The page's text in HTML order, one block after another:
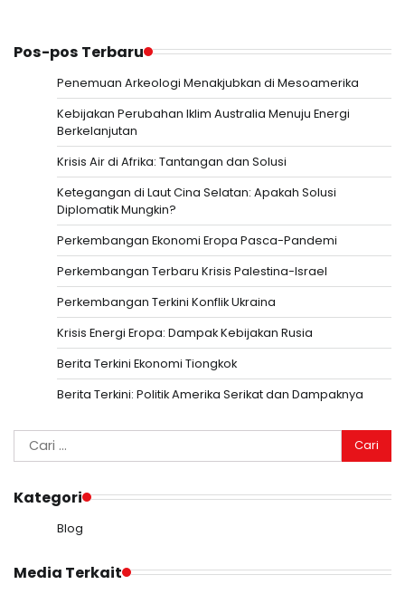
Pos-pos Terbaru
Penemuan Arkeologi Menakjubkan di Mesoamerika
Kebijakan Perubahan Iklim Australia Menuju Energi
Berkelanjutan
Krisis Air di Afrika: Tantangan dan Solusi
Ketegangan di Laut Cina Selatan: Apakah Solusi
Diplomatik Mungkin?
Perkembangan Ekonomi Eropa Pasca-Pandemi
Perkembangan Terbaru Krisis Palestina-Israel
Perkembangan Terkini Konflik Ukraina
Krisis Energi Eropa: Dampak Kebijakan Rusia
Berita Terkini Ekonomi Tiongkok
Berita Terkini: Politik Amerika Serikat dan Dampaknya
Cari
untuk:
Kategori
Blog
Media Terkait